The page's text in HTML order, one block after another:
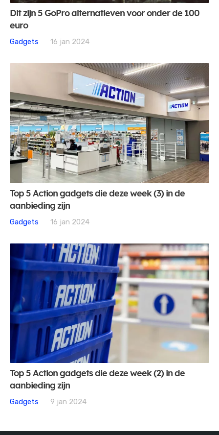
Dit zijn 5 GoPro alternatieven voor onder de 100
euro
Gadgets
16 jan 2024
Top 5 Action gadgets die deze week (3) in de
aanbieding zijn
Gadgets
16 jan 2024
Top 5 Action gadgets die deze week (2) in de
aanbieding zijn
Gadgets
9 jan 2024